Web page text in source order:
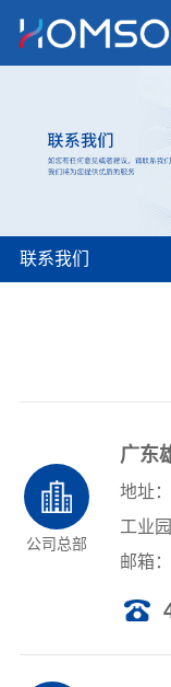
关于雄塑
品牌服务
经典案例
联系我们
联系我们
公司总部
广东
地址
工业园
邮箱